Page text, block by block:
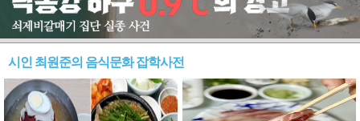
시인 최원준의 음식문화 잡학사전